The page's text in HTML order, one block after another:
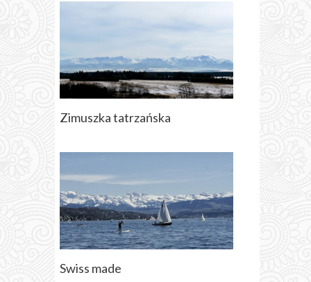
Zimuszka tatrzańska
Swiss made